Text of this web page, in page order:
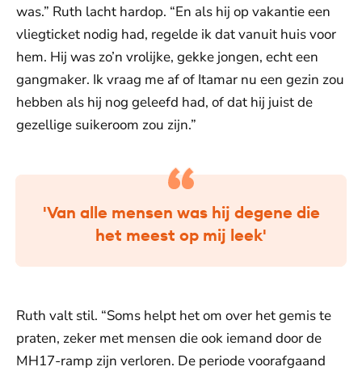
was.” Ruth lacht hardop. “En als hij op vakantie een
vliegticket nodig had, regelde ik dat vanuit huis voor
hem. Hij was zo’n vrolijke, gekke jongen, echt een
gangmaker. Ik vraag me af of Itamar nu een gezin zou
hebben als hij nog geleefd had, of dat hij juist de
gezellige suikeroom zou zijn.”
'Van alle mensen was hij degene die
het meest op mij leek'
Ruth valt stil. “Soms helpt het om over het gemis te
praten, zeker met mensen die ook iemand door de
MH17-ramp zijn verloren. De periode voorafgaand